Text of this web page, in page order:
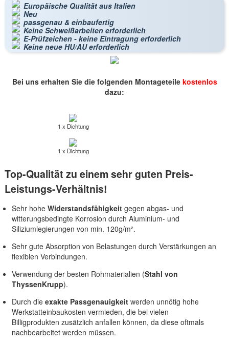
Europäische Qualität aus Italien
Neu
passgenau & einbaufertig
Keine Schweißarbeiten erforderlich
E-Prüfzeichen - keine Eintragung erforderlich
Keine neue HU/AU erforderlich
Bei uns erhalten Sie die folgenden Montageteile kostenlos
dazu:
1 x Dichtung
1 x Dichtung
Top-Qualität zu einem sehr guten Preis-
Leistungs-Verhältnis!
Sehr hohe Widerstandsfähigkeit gegen abgas- und
witterungsbedingte Korrosion durch Aluminium- und
Siliziumlegierungen von min. 120g/m².
Sehr gute Absorption von Belastungen durch Verstärkungen an
flexiblen Verbindungen.
Verwendung der besten Rohmaterialien (Stahl von
ThyssenKrupp).
Durch dieexakte Passgenauigkeitwerden unnötig hohe
Werkstatteinbaukosten vermieden, die bei vielen
Billigprodukten zusätzlich anfallen können, da diese oftmals
nachbearbeitet werden müssen.